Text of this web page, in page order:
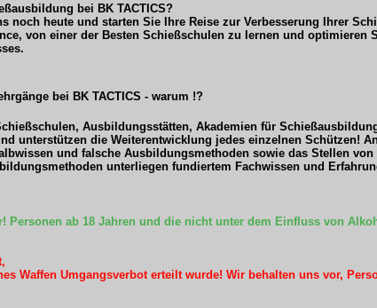
bei BK TACTICS?
noch heute und starten Sie Ihre Reise zur Verbesserung Ihrer
von einer der Besten Schießschulen zu lernen und
bei BK TACTICS - warum !?
Ausbildungsstätten, Akademien für
unterstützen die Weiterentwicklung jedes einzelnen Schützen!
und falsche Ausbildungsmethoden sowie das Stellen
unterliegen fundiertem Fachwissen und
Personen ab 18 Jahren und die nicht unter dem Einfluss von
Waffen Umgangsverbot erteilt wurde! Wir behalten uns vor,